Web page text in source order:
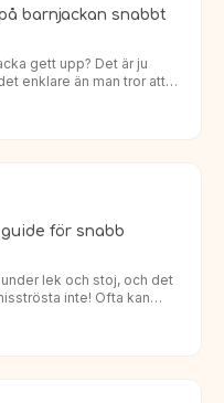
barnjackan snabbt
gett upp? Det är ju
enklare än man tror att
att köpa en helt…
för snabb
lek och stoj, och det
inte! Ofta kan
den håller…